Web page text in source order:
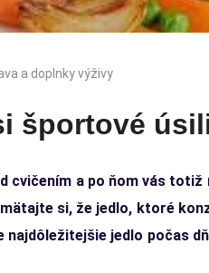
a doplnky výživy
športové
cvičením a po ňom vás
si, že jedlo, ktoré
najdôležitejšie jedlo počas